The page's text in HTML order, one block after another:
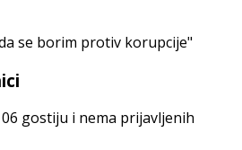
se borim protiv korupcije"
gostiju i nema prijavljenih